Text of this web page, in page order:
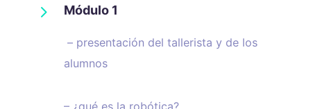
5 Módulo 1
– presentación del tallerista y de los
alumnos